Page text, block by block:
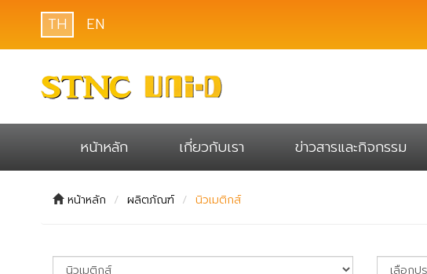
TH EN
หน้าหลัก เกี่ยวกับเรา ข่าวสารและกิจกรรม
หน้าหลัก ผลิตภัณฑ์ นิวเมติกส์